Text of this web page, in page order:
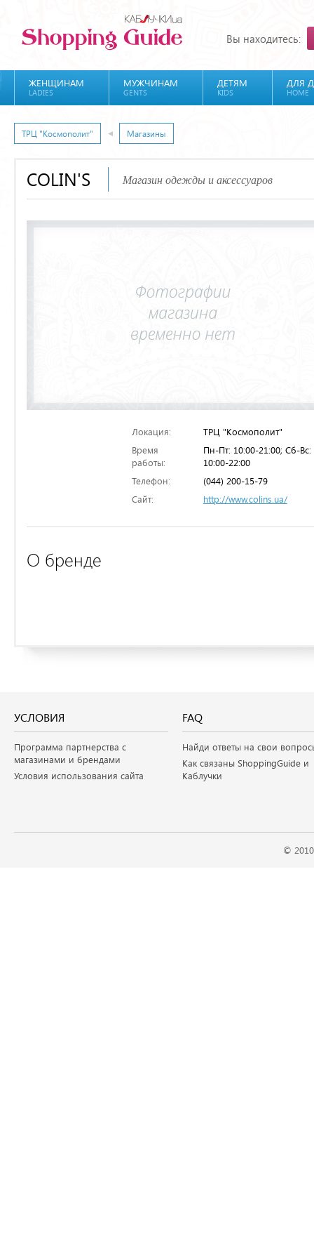
Вы находитесь:
ЖЕНЩИНАМ
LADIES
МУЖЧИНАМ
GENTS
ДЕТЯМ
KIDS
ДЛЯ
HOME
ТРЦ "Космополит" Магазины
COLIN'S Магазин одежды и аксессуаров
Локация:
ТРЦ "Космополит"
Время
работы:
Пн-Пт: 10:00-21:00; Сб-Вс:
10:00-22:00
Телефон:
(044) 200-15-79
Сайт:
http://www.colins.ua/
О бренде
УСЛОВИЯ
Программа партнерства с
магазинами и брендами
Условия использования сайта
FAQ
Найди ответы на свои
Как связаны ShoppingGuide и
Каблучки
©